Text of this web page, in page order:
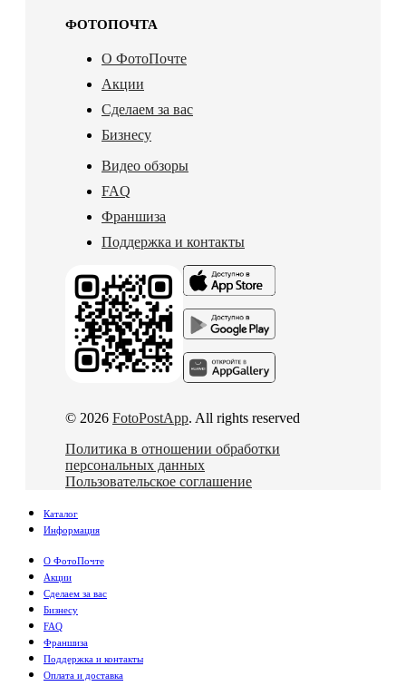
ФОТОПОЧТА
О ФотоПочте
Акции
Сделаем за вас
Бизнесу
Видео обзоры
FAQ
Франшиза
Поддержка и контакты
© 2026 FotoPostApp. All rights reserved
Политика в отношении обработки
персональных данных
Пользовательское соглашение
Каталог
Информация
О ФотоПочте
Акции
Сделаем за вас
Бизнесу
FAQ
Франшиза
Поддержка и контакты
Оплата и доставка